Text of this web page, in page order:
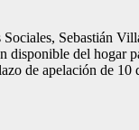
Sebastián
del hogar
de apelación de 10